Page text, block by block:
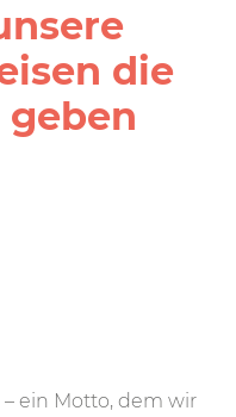
die
ein Motto, dem wir